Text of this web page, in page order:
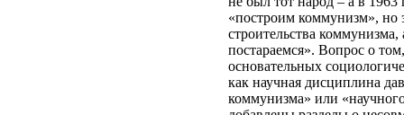
«построим коммунизм», но
строительства
постараемся». Вопрос о
основательных
как научная дисциплина
коммунизма» или